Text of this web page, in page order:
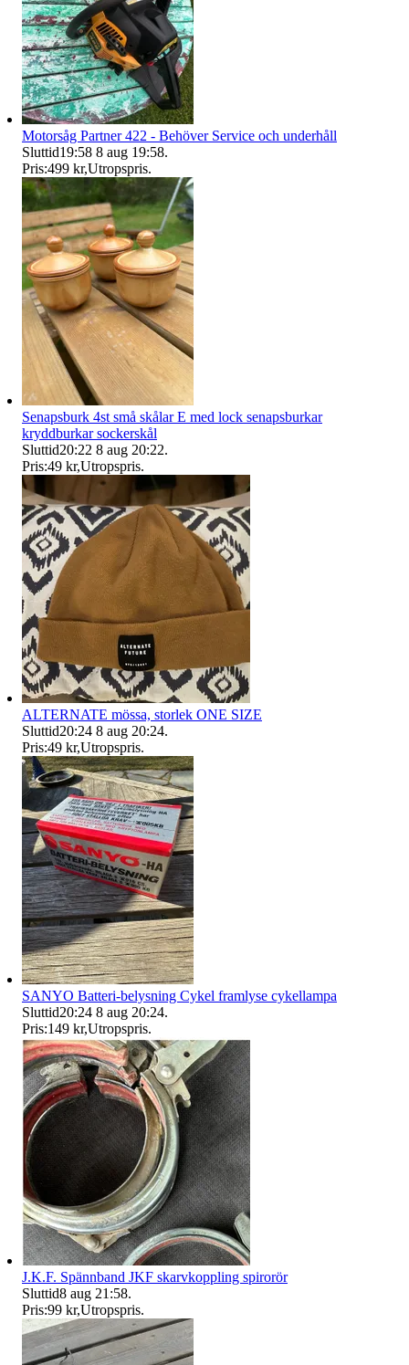
Motorsåg Partner 422 - Behöver Service och underhåll
Sluttid19:58 8 aug 19:58.
Pris:499 kr,Utropspris.
Senapsburk 4st små skålar E med lock senapsburkar
kryddburkar sockerskål
Sluttid20:22 8 aug 20:22.
Pris:49 kr,Utropspris.
ALTERNATE mössa, storlek ONE SIZE
Sluttid20:24 8 aug 20:24.
Pris:49 kr,Utropspris.
SANYO Batteri-belysning Cykel framlyse cykellampa
Sluttid20:24 8 aug 20:24.
Pris:149 kr,Utropspris.
J.K.F. Spännband JKF skarvkoppling spirorör
Sluttid8 aug 21:58.
Pris:99 kr,Utropspris.